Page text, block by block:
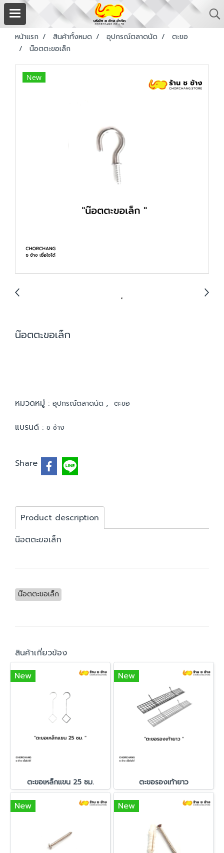
หน้าแรก สินค้าทั้งหมด อุปกรณ์ตลาดนัด
ตะขอ
น๊อตตะขอเล็ก
New
น๊อตตะขอเล็ก
หมวดหมู่ : อุปกรณ์ตลาดนัด , ตะขอ
แบรนด์ : ช ช้าง
Share
Product description
น๊อตตะขอเล็ก
น๊อตตะขอเล็ก
สินค้าเกี่ยวข้อง
New
ตะขอเหล็กแขน 25 ซม.
New
ตะขอรองเท้ายาว
New New